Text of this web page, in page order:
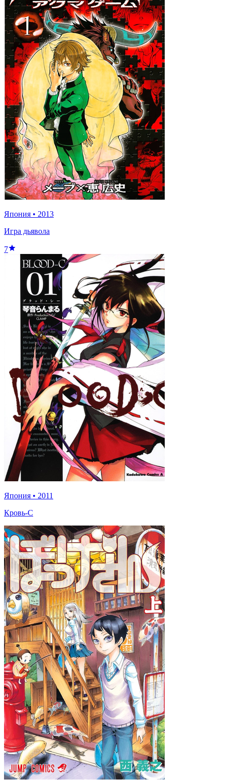
Япония • 2013
Игра дьявола
7
Япония • 2011
Кровь-С